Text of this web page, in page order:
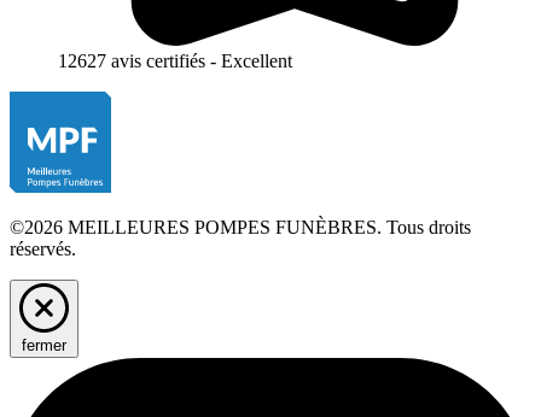
12627 avis certifiés - Excellent
©2026 MEILLEURES POMPES FUNÈBRES. Tous droits
réservés.
fermer